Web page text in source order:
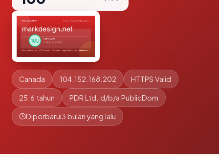
Canada 104.152.168.202 HTTPS Valid
25.6 tahun PDR Ltd. d/b/a PublicDom
Diperbarui3 bulan yang lalu